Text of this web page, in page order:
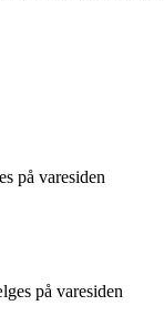
på varesiden
på varesiden